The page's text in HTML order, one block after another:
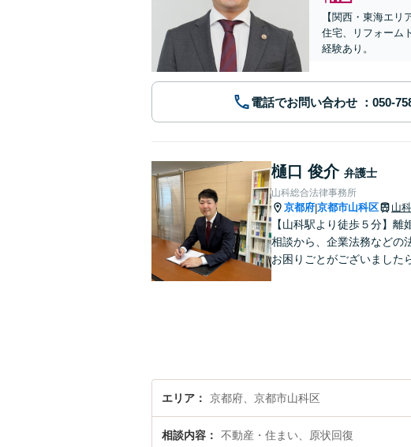
【関西・東海エ
住宅、リフォーム
経験あり。
電話でお問い合わせ
樋口 俊介 弁護士
山科総合法律事務所
京都府|京都市山科区 山
【山科駅より徒歩５分】
相談から、企業法務などの
お困りごとがございました
エリア 京都府、京都市山科区
相談内容 不動産・住まい、原状回復